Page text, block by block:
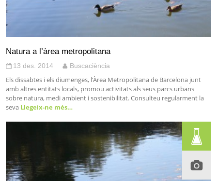
Natura a l’àrea metropolitana
13 des. 2014 Buscaciència
Els dissabtes i els diumenges, l’Àrea Metropolitana de Barcelona junt
amb altres entitats locals, promou activitats als seus parcs urbans
sobre natura, medi ambient i sostenibilitat. Consulteu regularment la
seva Llegeix-ne més…